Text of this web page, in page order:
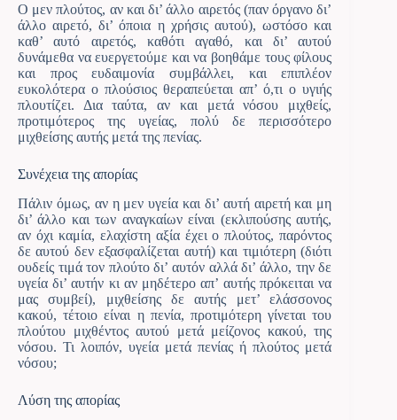
Ο μεν πλούτος, αν και δι’ άλλο αιρετός (παν όργανο δι’
άλλο αιρετό, δι’ όποια η χρήσις αυτού), ωστόσο και
καθ’ αυτό αιρετός, καθότι αγαθό, και δι’ αυτού
δυνάμεθα ναευεργετούμε και να βοηθάμε τους φίλους
και προς ευδαιμονία συμβάλλει, και επιπλέον
ευκολότερα ο πλούσιος θεραπεύεται απ’ ό,τι ο υγιής
πλουτίζει. Δια ταύτα, αν και μετά νόσου μιχθείς,
προτιμότερος της υγείας, πολύ δε περισσότερο
μιχθείσης αυτής μετά της πενίας.
Συνέχεια της απορίας
Πάλιν όμως, αν η μεν υγεία και δι’ αυτή αιρετή και μη
δι’ άλλο και των αναγκαίων είναι (εκλιπούσης αυτής,
αν όχι καμία, ελαχίστη αξία έχει ο πλούτος, παρόντος
δε αυτού δεν εξασφαλίζεται αυτή) και τιμιότερη (διότι
ουδείς τιμά τον πλούτο δι’ αυτόν αλλά δι’ άλλο, την δε
υγεία δι’ αυτήν κι αν μηδέτερο απ’ αυτής πρόκειται να
μας συμβεί), μιχθείσης δε αυτής μετ’ ελάσσονος
κακού, τέτοιο είναι η πενία, προτιμότερη γίνεται του
πλούτου μιχθέντος αυτού μετά μείζονος κακού, της
νόσου. Τι λοιπόν, υγεία μετά πενίας ή πλούτος μετά
νόσου;
Λύση της απορίας